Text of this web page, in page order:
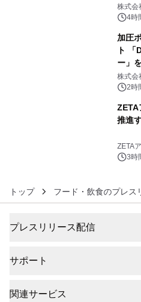
秀賞
株式会
4時
加圧
ト 「
ー」
株式会
2時
ZETA
推進
ZETA
3時
トップ フード・飲食のプレス
プレスリリース配信
サポート
関連サービス